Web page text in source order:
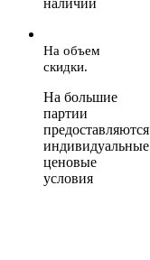
На объем
скидки.
На большие
партии
предоставляются
индивидуальные
ценовые
условия